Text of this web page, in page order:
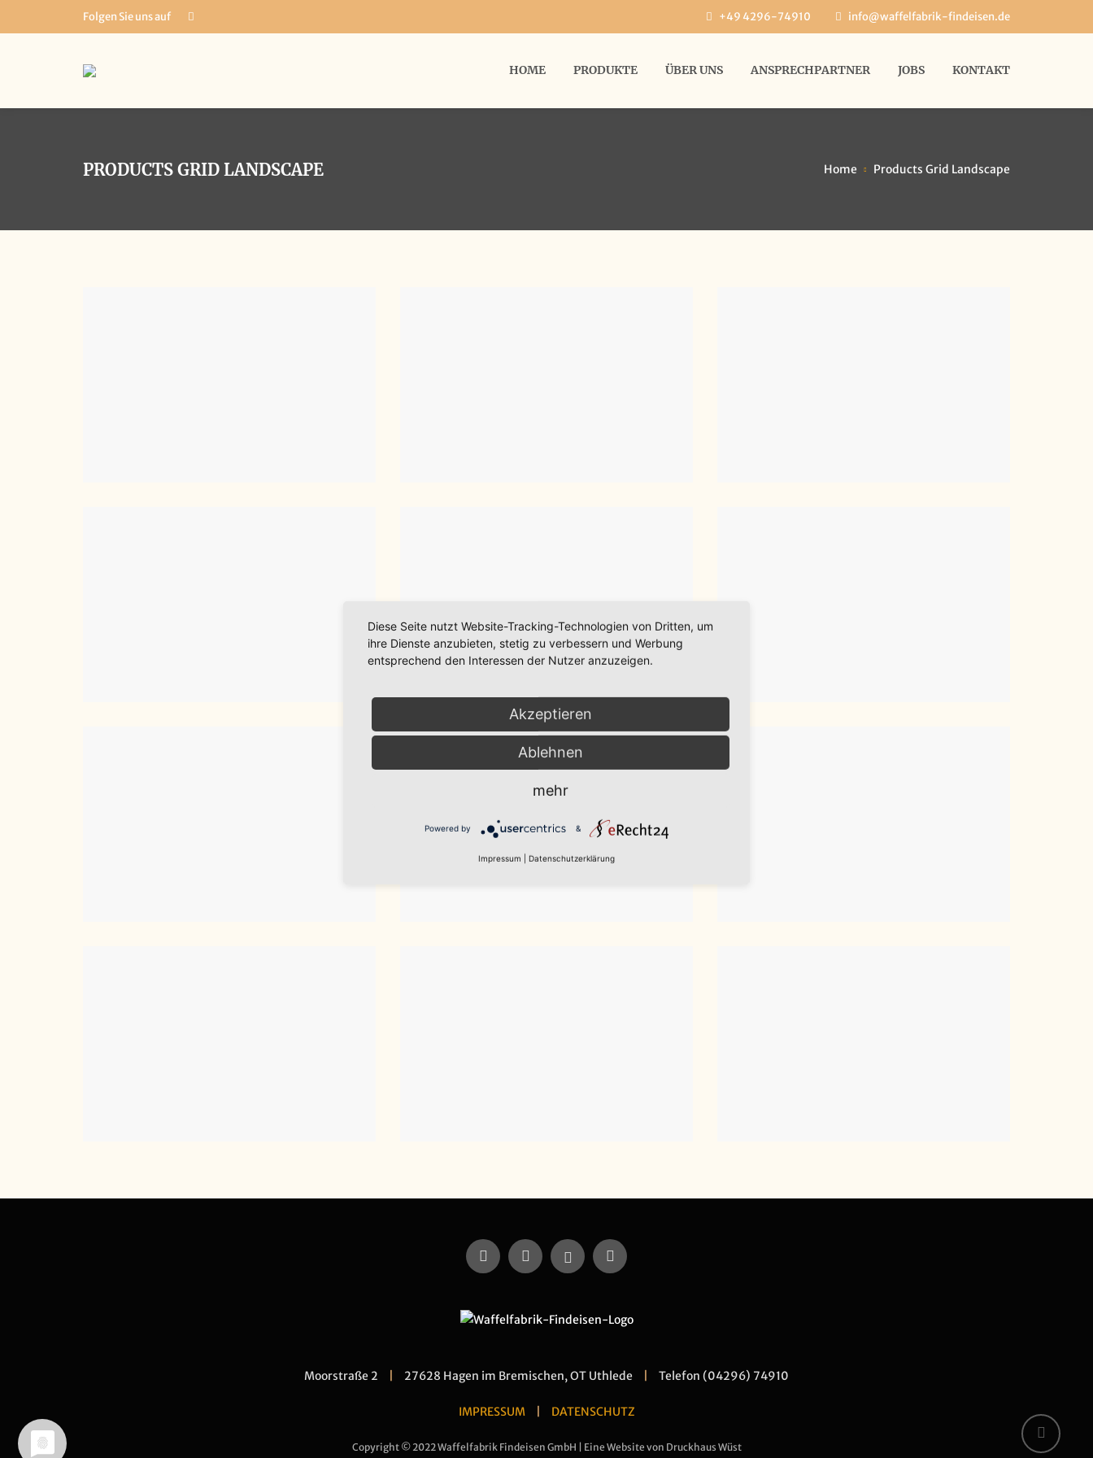
Folgen Sie uns auf +49 4296-74910 info@waffelfabrik-findeisen.de
HOME PRODUKTE ÜBER UNS ANSPRECHPARTNER JOBS KONTAKT
PRODUCTS GRID LANDSCAPE Home Products Grid Landscape
Moorstraße 2 27628 Hagen im Bremischen, OT Uthlede Telefon (04296) 74910
IMPRESSUM DATENSCHUTZ
Copyright © 2022 Waffelfabrik Findeisen GmbH | Eine Website von Druckhaus Wüst
Diese Seite nutzt Website-Tracking-Technologien von Dritten, um
ihre Dienste anzubieten, stetig zu verbessern und Werbung
entsprechend den Interessen der Nutzer anzuzeigen.
Akzeptieren
Ablehnen
mehr
Powered by &
Impressum Datenschutzerklärung